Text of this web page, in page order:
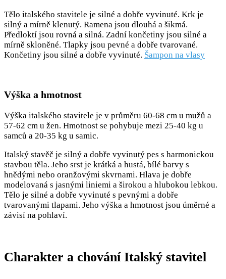
Tělo italského stavitele je silné a dobře vyvinuté. Krk je
silný a mírně klenutý. Ramena jsou dlouhá a šikmá.
Předloktí jsou rovná a silná. Zadní končetiny jsou silné a
mírně skloněné. Tlapky jsou pevné a dobře tvarované.
Končetiny jsou silné a dobře vyvinuté. Šampon na vlasy
Výška a hmotnost
Výška italského stavitele je v průměru 60-68 cm u mužů a
57-62 cm u žen. Hmotnost se pohybuje mezi 25-40 kg u
samců a 20-35 kg u samic.
Italský stavěč je silný a dobře vyvinutý pes s harmonickou
stavbou těla. Jeho srst je krátká a hustá, bílé barvy s
hnědými nebo oranžovými skvrnami. Hlava je dobře
modelovaná s jasnými liniemi a širokou a hlubokou lebkou.
Tělo je silné a dobře vyvinuté s pevnými a dobře
tvarovanými tlapami. Jeho výška a hmotnost jsou úměrné a
závisí na pohlaví.
Charakter a chování Italský stavitel